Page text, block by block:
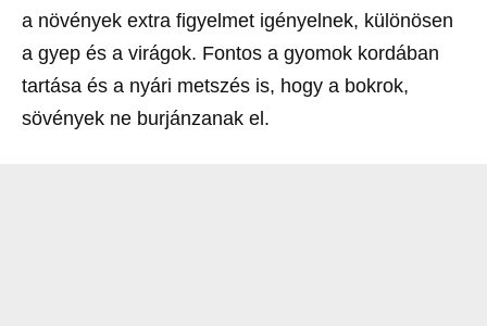
a növények extra figyelmet igényelnek, különösen
a gyep és a virágok. Fontos a gyomok kordában
tartása és a nyári metszés is, hogy a bokrok,
sövények ne burjánzanak el.